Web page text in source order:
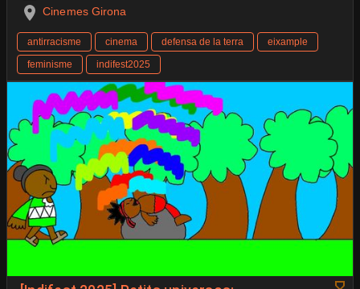
Cinemes Girona
antirracisme cinema defensa de la terra
eixample
feminisme
indifest2025